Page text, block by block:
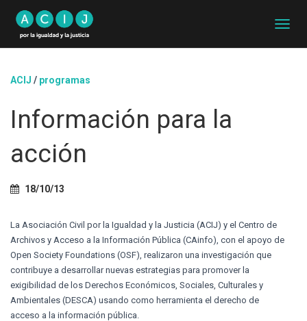
A
E
ACIJ / programas
Información para la
acción
18/10/13
La Asociación Civil por la Igualdad y la Justicia (ACIJ) y el Centro de
Archivos y Acceso a la Información Pública (CAinfo), con el apoyo de
Open Society Foundations (OSF), realizaron una investigación que
contribuye a desarrollar nuevas estrategias para promover la
exigibilidad de los Derechos Económicos, Sociales, Culturales y
Ambientales (DESCA) usando como herramienta el derecho de
acceso a la información pública.